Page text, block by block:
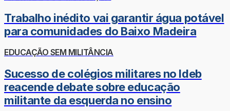
Trabalho inédito vai garantir água potável
para comunidades do Baixo Madeira
EDUCAÇÃO SEM MILITÂNCIA
Sucesso de colégios militares no Ideb
reacende debate sobre educação
militante da esquerda no ensino